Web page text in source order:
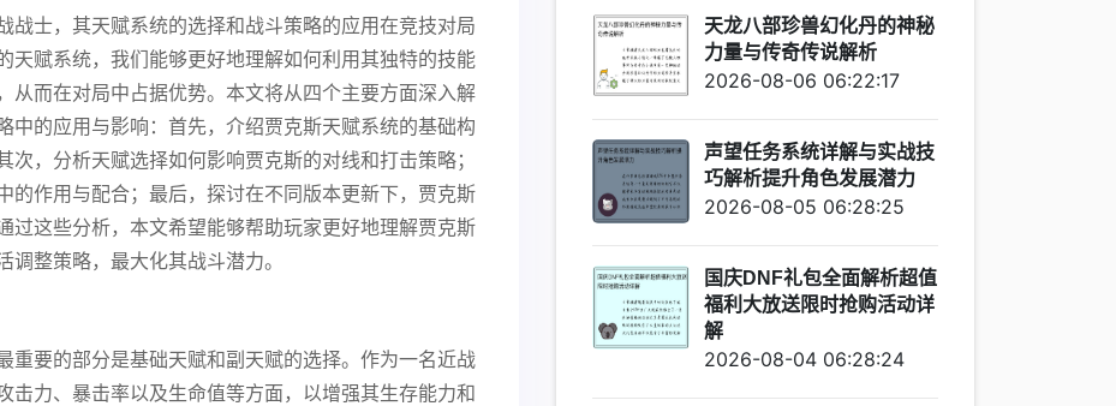
战士，其天赋系统的选择和战斗策略的应用在竞技对局
天赋系统，我们能够更好地理解如何利用其独特的技能
从而在对局中占据优势。本文将从四个主要方面深入解
中的应用与影响：首先，介绍贾克斯天赋系统的基础构
，分析天赋选择如何影响贾克斯的对线和打击策略；
的作用与配合；最后，探讨在不同版本更新下，贾克斯
过这些分析，本文希望能够帮助玩家更好地理解贾克斯
整策略，最大化其战斗潜力。
重要的部分是基础天赋和副天赋的选择。作为一名近战
击力、暴击率以及生命值等方面，以增强其生存能力和
天龙八部珍兽幻化丹的神秘
力量与传奇传说解析
2026-08-06 06:22:17
声望任务系统详解与实战技
巧解析提升角色发展潜力
2026-08-05 06:28:25
国庆DNF礼包全面解析超值
福利大放送限时抢购活动详
解
2026-08-04 06:28:24